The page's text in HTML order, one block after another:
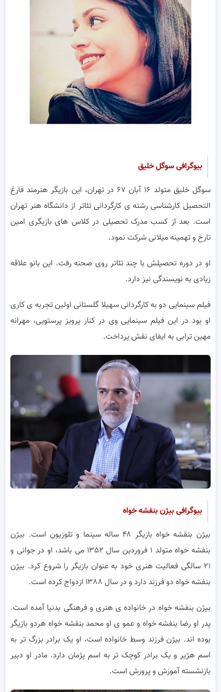
بیوگرافی سوگل خلیق
سوگل خلیق متولد ۱۶ آبان ۶۷ در تهران، این بازیگر هنرمند فارغ
التحصیل کارشناسی رشته ی کارگردانی تئاتر از دانشگاه هنر تهران
است. بعد از کسب مدرک تحصیلی در کلاس های بازیگری امین
تارخ و تهمینه میلانی شرکت نمود.
او در دوره تحصیلش با چند تئاتر روی صحنه رفت. این بانو علاقه
زیادی به نویسندگی نیز دارد.
فیلم سینمایی دو به کارگردانی سهیلا گلستانی اولین تجربه ی کاری
او بود در این فیلم سینمایی وی در کنار پرویز پرستویی، مهرانه
مهین ترابی به ایفای نقش پرداخت.
بیوگرافی بیژن بنفشه خواه
بیژن بنقشه خواه بازیگر ۴۸ ساله سینما و تلوزیون است. بیژن
بنفشه خواه متولد ۱ فروردین سال ۱۳۵۲ می باشد، او در جوانی و
۲۱ سالگی فعالیت هنری خود به عنوان بازیگر را شروع کرد. بیژن
بنفشه خواه دو فرزند دارد و در سال ۱۳۸۸ ازدواج کرده است.
بیژن بنفشه خواه در خانواده ی هنری و فرهنگی بدنیا آمده است.
پدر او رضا بنفشه خواه و عمو ی او محمد بنفشه خواه هردو بازیگر
بوده اند. بیژن فرزند وسط خانواده است، او یک برادر بزرگ تر به
اسم هژیر و یک برادر کوچک تر به اسم پژمان دارد. مادر او دبیر
بازنشسته آموزش و پرورش است.